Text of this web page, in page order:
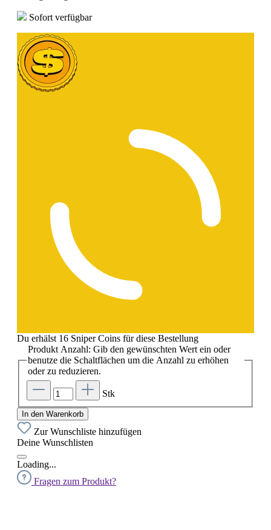
Sofort verfügbar
Du erhälst 16 Sniper Coins für diese Bestellung
Produkt Anzahl: Gib den gewünschten Wert ein oder
benutze die Schaltflächen um die Anzahl zu erhöhen
oder zu reduzieren.
Stk
In den Warenkorb
Zur Wunschliste hinzufügen
Deine Wunschlisten
Loading...
Fragen zum Produkt?